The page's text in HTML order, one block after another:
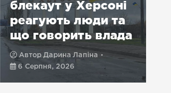
та
влада
Херсон без
після нічної
РФ: що
Автор
Ян Ярчук